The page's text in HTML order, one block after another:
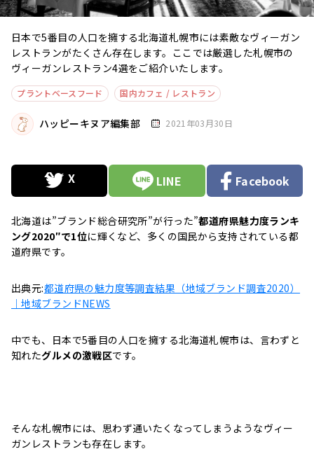
日本で5番目の人口を擁する北海道札幌市には素敵なヴィーガン
レストランがたくさん存在します。ここでは厳選した札幌市の
ヴィーガンレストラン4選をご紹介いたします。
プラントベースフード 国内カフェ / レストラン
ハッピーキヌア編集部 2021年03月30日
LINE Facebook
北海道は”ブランド総合研究所”が行った”都道府県魅力度ランキ
ング2020″で1位に輝くなど、多くの国民から支持されている都
道府県です。
出典元:都道府県の魅力度等調査結果（地域ブランド調査2020）
｜地域ブランドNEWS
中でも、日本で5番目の人口を擁する北海道札幌市は、言わずと
知れたグルメの激戦区です。
そんな札幌市には、思わず通いたくなってしまうようなヴィー
ガンレストランも存在します。